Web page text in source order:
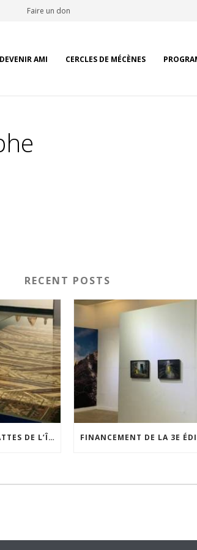
Faire un don
DEVENIR AMI CERCLES DE MÉCÈNES
RECENT POSTS
UN ENSEMBLE DE NATTES DE L’ÎLE DE WAIGEO RESTAURÉ GRÂCE AU SOUTIEN DU CERCLE LÉVI-STRAUSS